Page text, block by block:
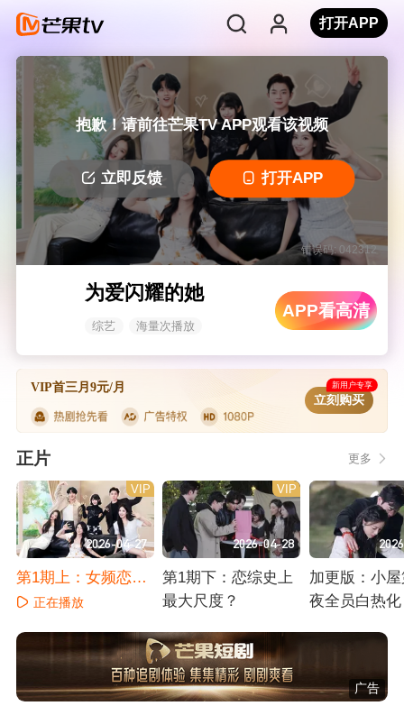
打开APP
抱歉！请前往芒果TV APP观看该视频
立即反馈 打开APP
错误码: 042312
为爱闪耀的她
综艺 海量次播放
APP看高清
VIP首三月9元/月 新用户专享
立刻购买
正片 更多
2026-04-27
VIP
第1期上：女频恋综
全程修罗
正在播放
2026-04-28
VIP
第1期下：恋综史上
最大尺度？
加更版：小
夜全员白热化
广告